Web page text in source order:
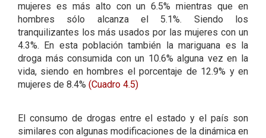
mujeres es más alto con un 6.5% mientras que en
hombres sólo alcanza el 5.1%. Siendo los
tranquilizantes los más usados por las mujeres con un
4.3%. En esta población también la mariguana es la
droga más consumida con un 10.6% alguna vez en la
vida, siendo en hombres el porcentaje de 12.9% y en
mujeres de 8.4% (Cuadro 4.5)
El consumo de drogas entre el estado y el país son
similares con algunas modificaciones de la dinámica en